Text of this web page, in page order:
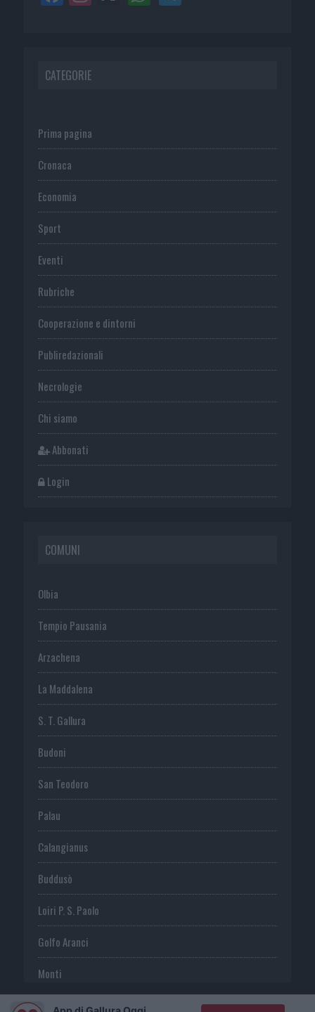
CATEGORIE
Prima pagina
Cronaca
Economia
Sport
Eventi
Rubriche
Cooperazione e dintorni
Publiredazionali
Necrologie
Chi siamo
Abbonati
Login
COMUNI
Olbia
Tempio Pausania
Arzachena
La Maddalena
S. T. Gallura
Budoni
San Teodoro
Palau
Calangianus
Buddusò
Loiri P. S. Paolo
Golfo Aranci
Monti
Telti